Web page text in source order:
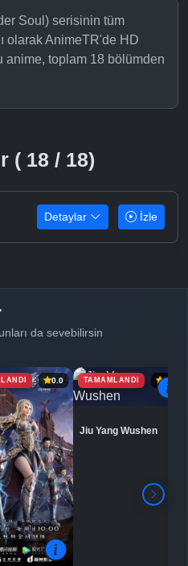
Soul) serisinin tüm
olarak AnimeTR'de HD
toplam 18 bölümden
( 18 / 18)
Detaylar İzle
da sevebilirsin
0.0 TAMAMLANDI 6.9
Jiu Yang Wushen